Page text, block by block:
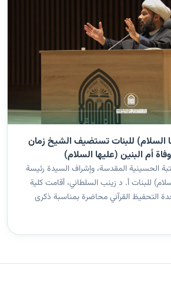
السلام) للبنات تستضيف الشيخ زمان
أم البنين (عليها السلام)
الحسينية المقدسة، وإشراف السيدة رئيسة
للبنات أ. د زينب السلطاني، أقامت كلية
التحفيظ القرآني محاضرة بمناسبة ذكرى
السلام) قدمها الشيخ زمان الحسناوي. ا...